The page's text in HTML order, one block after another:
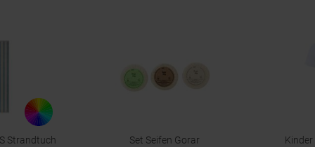
Strandtuch Set Seifen Gorar Kinder